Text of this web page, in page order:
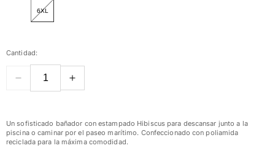
Partes de abajo
Rashguards
Ver todo Trajes de baño
Vestidos
6XL
Cantidad:
Un sofisticado bañador con estampado Hibiscus para descansar junto a la
piscina o caminar por el paseo marítimo. Confeccionado con poliamida
reciclada para la máxima comodidad.